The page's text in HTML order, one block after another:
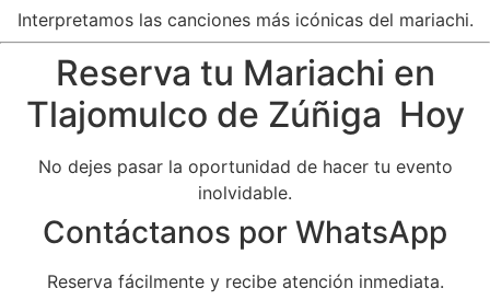
Interpretamos las canciones más icónicas del mariachi.
Reserva tu Mariachi en
Tlajomulco de Zúñiga Hoy
No dejes pasar la oportunidad de hacer tu evento
inolvidable.
Contáctanos por WhatsApp
Reserva fácilmente y recibe atención inmediata.